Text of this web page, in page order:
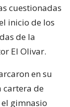
cuestionadas
inicio de los
de la
El Olivar.
en su
cartera de
gimnasio